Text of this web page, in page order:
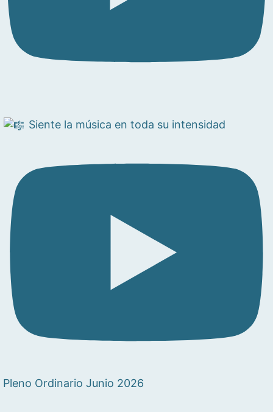
Siente la música en toda su intensidad
Pleno Ordinario Junio 2026